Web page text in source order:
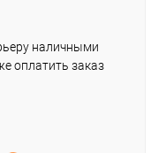
наличными
оплатить заказ